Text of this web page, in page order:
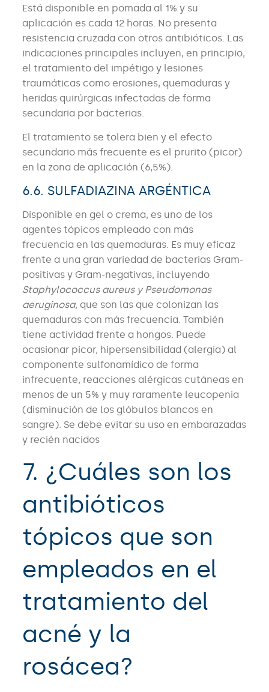
Está disponible en pomada al 1% y su
aplicación es cada 12 horas. No presenta
resistencia cruzada con otros antibióticos. Las
indicaciones principales incluyen, en principio,
el tratamiento del impétigo y lesiones
traumáticas como erosiones, quemaduras y
heridas quirúrgicas infectadas de forma
secundaria por bacterias.
El tratamiento se tolera bien y el efecto
secundario más frecuente es el prurito (picor)
en la zona de aplicación (6,5%).
6.6. SULFADIAZINA ARGÉNTICA
Disponible en gel o crema, es uno de los
agentes tópicos empleado con más
frecuencia en las quemaduras. Es muy eficaz
frente a una gran variedad de bacterias Gram-
positivas y Gram-negativas, incluyendo
Staphylococcus aureus y Pseudomonas
aeruginosa, que son las que colonizan las
quemaduras con más frecuencia. También
tiene actividad frente a hongos. Puede
ocasionar picor, hipersensibilidad (alergia) al
componente sulfonamídico de forma
infrecuente, reacciones alérgicas cutáneas en
menos de un 5% y muy raramente leucopenia
(disminución de los glóbulos blancos en
sangre). Se debe evitar su uso en embarazadas
y recién nacidos
7. ¿Cuáles son los
antibióticos
tópicos que son
empleados en el
tratamiento del
acné y la
rosácea?